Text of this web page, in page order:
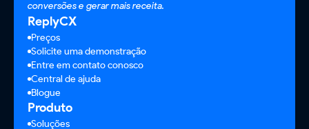
conversões e gerar mais receita.
ReplyCX
Preços
Solicite uma demonstração
Entre em contato conosco
Central de ajuda
Blogue
Produto
Soluções